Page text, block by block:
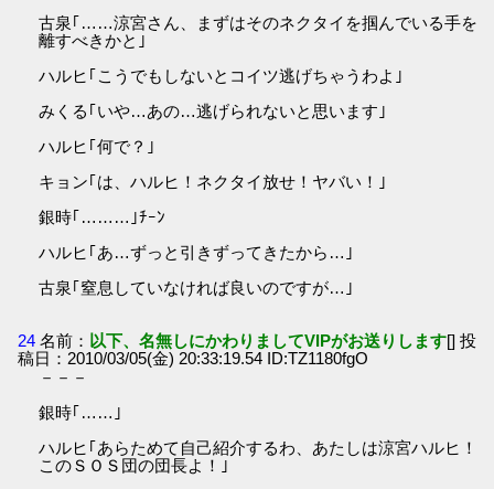
古泉｢……涼宮さん、まずはそのネクタイを掴んでいる手を
離すべきかと｣
ハルヒ｢こうでもしないとコイツ逃げちゃうわよ｣
みくる｢いや…あの…逃げられないと思います｣
ハルヒ｢何で？｣
キョン｢は、ハルヒ！ネクタイ放せ！ヤバい！｣
銀時｢………｣ﾁｰﾝ
ハルヒ｢あ…ずっと引きずってきたから…｣
古泉｢窒息していなければ良いのですが…｣
24 名前： 以下、名無しにかわりましてVIPがお送りします[] 投
稿日：2010/03/05(金) 20:33:19.54 ID:TZ1180fgO
－－－
銀時｢……｣
ハルヒ｢あらためて自己紹介するわ、あたしは涼宮ハルヒ！
このＳＯＳ団の団長よ！｣